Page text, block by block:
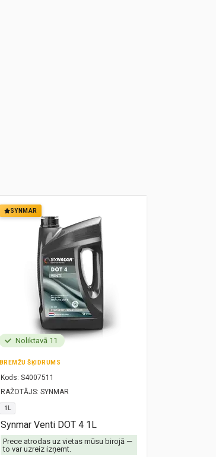
SYNMAR
Noliktavā 11
BREMŽU ŠĶIDRUMS
Kods: S4007511
RAŽOTĀJS: SYNMAR
1L
Synmar Venti DOT 4 1L
Prece atrodas uz vietas mūsu birojā —
to var uzreiz izņemt.